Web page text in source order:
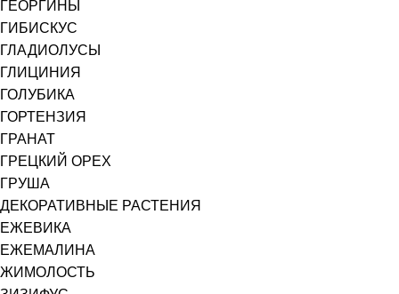
ГЕОРГИНЫ
ГИБИСКУС
ГЛАДИОЛУСЫ
ГЛИЦИНИЯ
ГОЛУБИКА
ГОРТЕНЗИЯ
ГРАНАТ
ГРЕЦКИЙ ОРЕХ
ГРУША
ДЕКОРАТИВНЫЕ РАСТЕНИЯ
ЕЖЕВИКА
ЕЖЕМАЛИНА
ЖИМОЛОСТЬ